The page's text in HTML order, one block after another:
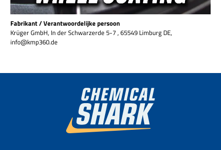
Fabrikant / Verantwoordelijke persoon
Krüger GmbH, In der Schwarzerde 5-7 , 65549 Limburg DE,
info@kmp360.de